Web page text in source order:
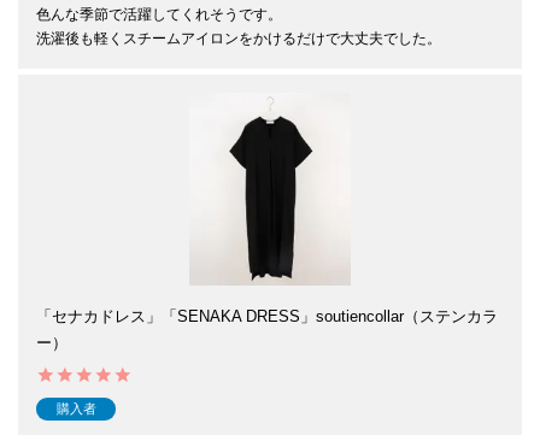
色んな季節で活躍してくれそうです。
洗濯後も軽くスチームアイロンをかけるだけで大丈夫でした。
「セナカドレス」「SENAKA DRESS」soutiencollar（ステンカラ
ー）
購入者